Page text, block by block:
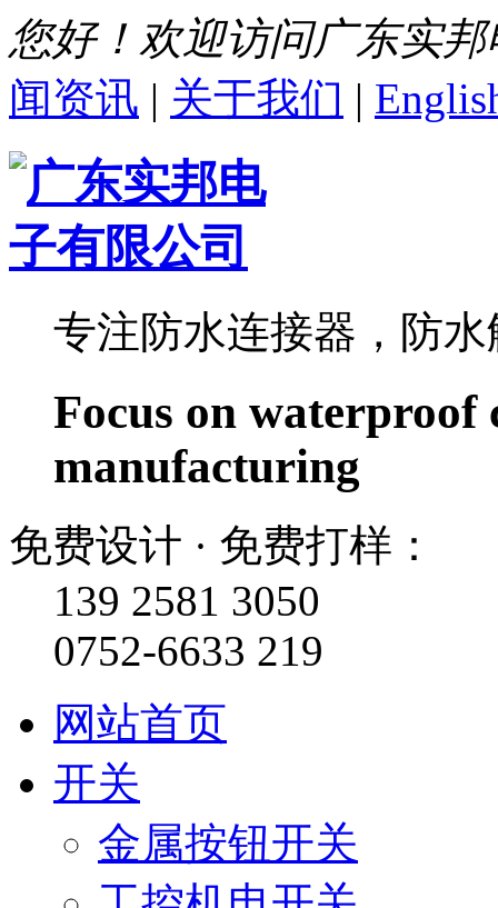
您好！欢迎访问广东实
闻资讯 | 关于我们 |
专注防水连接器，防
Focus on waterproof
manufacturing
免费设计 · 免费打样：
139 2581 3050
0752-6633 219
网站首页
开关
金属按钮开关